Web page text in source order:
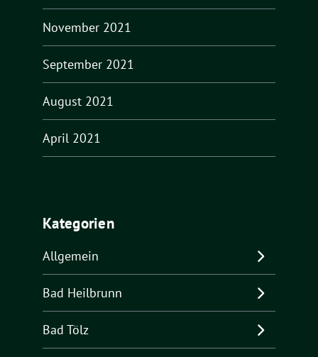
November 2021
September 2021
August 2021
April 2021
Kategorien
Allgemein
Bad Heilbrunn
Bad Tölz